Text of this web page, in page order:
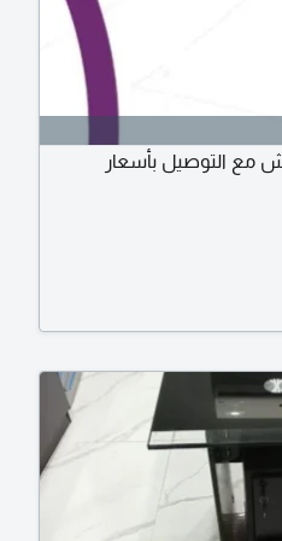
مع التوصيل بأسعار